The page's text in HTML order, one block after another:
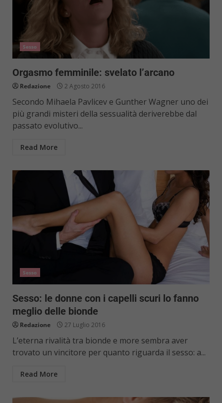
Sesso
Orgasmo femminile: svelato l’arcano
Redazione 2 Agosto 2016
Secondo Mihaela Pavlicev e Gunther Wagner uno dei
più grandi misteri della sessualità deriverebbe dal
passato evolutivo...
Read More
Sesso
Sesso: le donne con i capelli scuri lo fanno
meglio delle bionde
Redazione 27 Luglio 2016
L’eterna rivalità tra bionde e more sembra aver
trovato un vincitore per quanto riguarda il sesso: a...
Read More